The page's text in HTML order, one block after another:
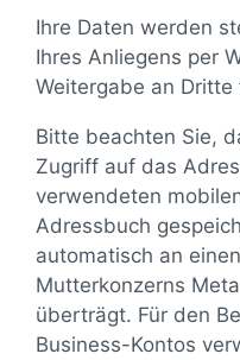
Ihre Daten werden
Ihres Anliegens per
Weitergabe an
Bitte beachten Sie,
Zugriff auf das
verwendeten
Adressbuch
automatisch an
Mutterkonzerns
überträgt. Für den
Business-Kontos